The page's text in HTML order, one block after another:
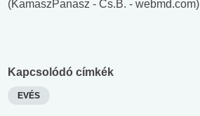
(KamaszPanasz - Cs.B. - webmd.com)
Kapcsolódó címkék
EVÉS